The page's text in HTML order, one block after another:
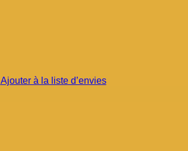
Ajouter à la liste d’envies